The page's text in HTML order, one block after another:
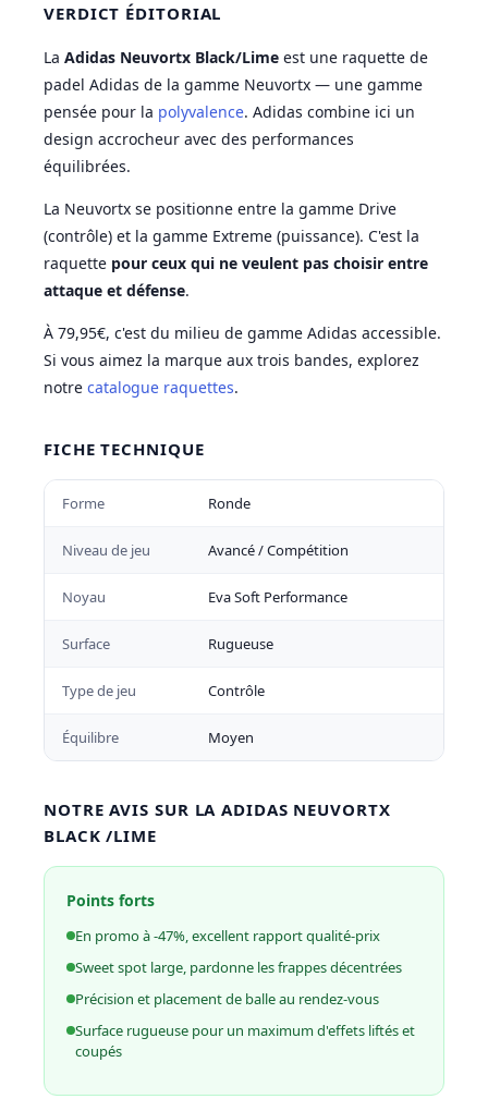
VERDICT ÉDITORIAL
La Adidas Neuvortx Black/Lime est une raquette de
padel Adidas de la gamme Neuvortx — une gamme
pensée pour la polyvalence. Adidas combine ici un
design accrocheur avec des performances
équilibrées.
La Neuvortx se positionne entre la gamme Drive
(contrôle) et la gamme Extreme (puissance). C'est la
raquette pour ceux qui ne veulent pas choisir entre
attaque et défense.
À 79,95€, c'est du milieu de gamme Adidas accessible.
Si vous aimez la marque aux trois bandes, explorez
notre catalogue raquettes.
FICHE TECHNIQUE
Forme Ronde
Niveau de jeu Avancé / Compétition
Noyau Eva Soft Performance
Surface Rugueuse
Type de jeu Contrôle
Équilibre Moyen
NOTRE AVIS SUR LA ADIDAS NEUVORTX
BLACK /LIME
Points forts
En promo à -47%, excellent rapport qualité-prix
Sweet spot large, pardonne les frappes décentrées
Précision et placement de balle au rendez-vous
Surface rugueuse pour un maximum d'effets liftés et
coupés